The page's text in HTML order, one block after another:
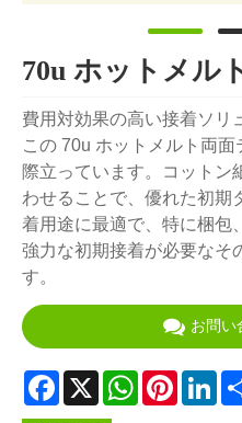
70u ホットメル
費用対効果の高い接着ソリ
この 70u ホットメルト両
際立っています。コットン
わせることで、優れた初期
着用途に最適で、特に梱包
強力な初期接着が必要なそ
す。
お問い
Facebook
X WhatsApp